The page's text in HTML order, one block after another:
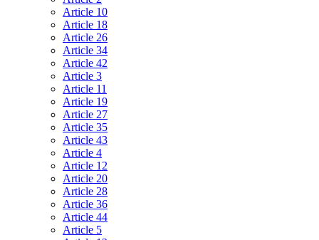
Article 10
Article 18
Article 26
Article 34
Article 42
Article 3
Article 11
Article 19
Article 27
Article 35
Article 43
Article 4
Article 12
Article 20
Article 28
Article 36
Article 44
Article 5